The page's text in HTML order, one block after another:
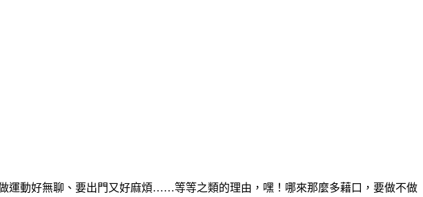
運動好無聊、要出門又好麻煩……等等之類的理由，嘿！哪來那麼多藉口，要做不做